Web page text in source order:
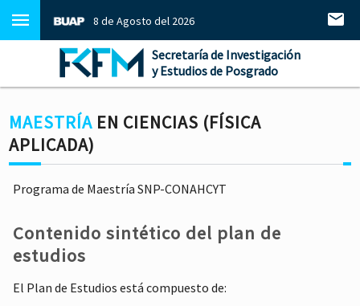
8 de Agosto del 2026
Secretaría de Investigación
y Estudios de Posgrado
MAESTRÍA EN CIENCIAS (FÍSICA
APLICADA)
Programa de Maestría SNP-CONAHCYT
Contenido sintético del plan de
estudios
El Plan de Estudios está compuesto de: